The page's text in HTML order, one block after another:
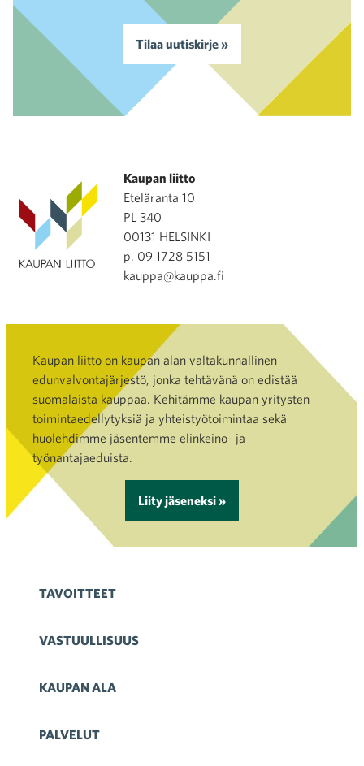
Tilaa uutiskirje »
Kaupan liitto
Eteläranta 10
PL 340
00131 HELSINKI
p. 09 1728 5151
kauppa@kauppa.fi
Kaupan liitto on kaupan alan valtakunnallinen
edunvalvontajärjestö, jonka tehtävänä on edistää
suomalaista kauppaa. Kehitämme kaupan yritysten
toimintaedellytyksiä ja yhteistyötoimintaa sekä
huolehdimme jäsentemme elinkeino- ja
työnantajaeduista.
Liity jäseneksi »
TAVOITTEET
VASTUULLISUUS
KAUPAN ALA
PALVELUT